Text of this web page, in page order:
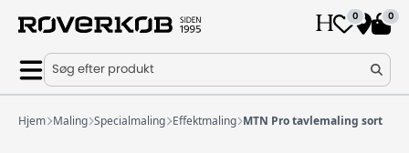
0 0
Søg efter produkt
Hjem Maling Specialmaling Effektmaling MTN Pro tavlemaling sort